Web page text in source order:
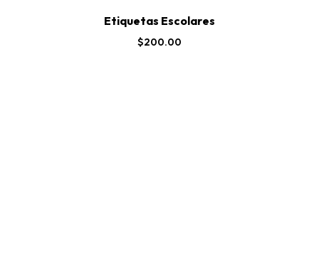
Etiquetas Escolares
$200.00